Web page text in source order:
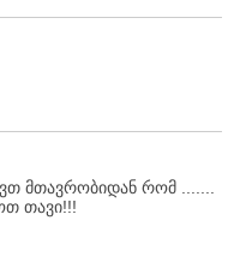
მთავრობიდან რომ .......
თავი!!!